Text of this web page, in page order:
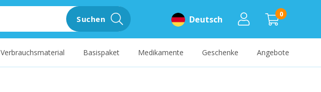
0
Deutsch
Suchen
Verbrauchsmaterial Basispaket Medikamente Geschenke Angebote